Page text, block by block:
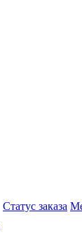
Статус заказа